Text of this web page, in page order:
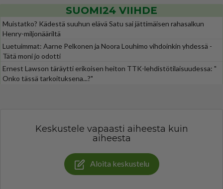
SUOMI24 VIIHDE
Muistatko? Kädestä suuhun elävä Satu sai jättimäisen rahasalkun
Henry-miljonääriltä
Luetuimmat: Aarne Pelkonen ja Noora Louhimo vihdoinkin yhdessä -
Tätä moni jo odotti
Ernest Lawson täräytti erikoisen heiton TTK-lehdistötilaisuudessa: "
Onko tässä tarkoituksena...?"
Keskustele vapaasti aiheesta kuin
aiheesta
Aloita keskustelu